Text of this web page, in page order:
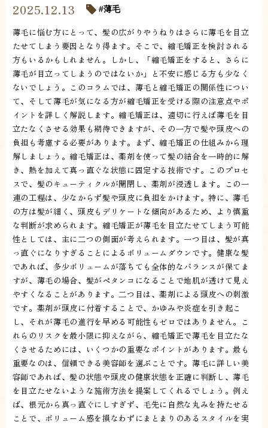
2025.12.13 薄毛
薄毛に悩む方にとって、髪の広がりやうねりはさらに薄毛を目立
たせてしまう要因となり得ます。そこで、縮毛矯正を検討される
方もいるかもしれません。しかし、「縮毛矯正をすると、さらに
薄毛が目立ってしまうのではないか」と不安に感じる方も少なく
ないでしょう。このコラムでは、薄毛と縮毛矯正の関係性につい
て、そして薄毛が気になる方が縮毛矯正を受ける際の注意点やポ
イントを詳しく解説します。縮毛矯正は、適切に行えば薄毛を目
立たなくさせる効果も期待できますが、その一方で髪や頭皮への
負担も考慮する必要があります。まず、縮毛矯正の仕組みから理
解しましょう。縮毛矯正は、薬剤を使って髪の結合を一時的に解
き、熱を加えて真っ直ぐな状態に固定する技術です。このプロセ
スで、髪のキューティクルが開閉し、薬剤が浸透します。この一
連の工程は、少なからず髪や頭皮に負担をかけます。特に、薄毛
の方は髪が細く、頭皮もデリケートな傾向があるため、より慎重
な判断が求められます。縮毛矯正が薄毛を目立たせてしまう可能
性としては、主に二つの側面が考えられます。一つ目は、髪が真
っ直ぐになりすぎることによるボリュームダウンです。健康な髪
であれば、多少ボリュームが落ちても全体的なバランスが保てま
すが、薄毛の場合、髪がペタンコになることで地肌が透けて見え
やすくなることがあります。二つ目は、薬剤による頭皮への刺激
です。薬剤が頭皮に付着することで、かゆみや炎症を引き起こ
し、それが薄毛の進行を早める可能性もゼロではありません。こ
れらのリスクを最小限に抑えながら、縮毛矯正で薄毛を目立たな
くさせるためには、いくつかの重要なポイントがあります。最も
重要なのは、信頼できる美容師を選ぶことです。薄毛に詳しい美
容師であれば、髪の状態や頭皮の健康状態を正確に判断し、薄毛
を目立たせないような施術方法を提案してくれるでしょう。例え
ば、根元から真っ直ぐにしすぎず、毛先に自然な丸みを持たせる
ことで、ボリューム感を損なわずにまとまりのあるスタイルを実